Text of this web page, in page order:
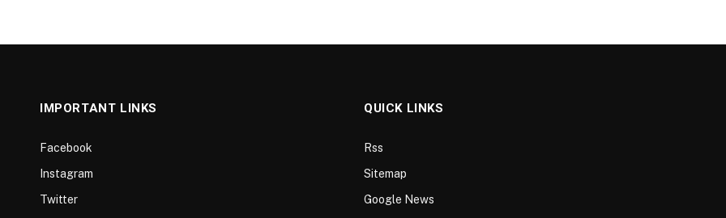
IMPORTANT LINKS
Facebook
Instagram
Twitter
QUICK LINKS
Rss
Sitemap
Google News